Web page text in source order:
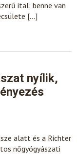
ital: benne van
[…]
nyílik,
alatt és a Richter
nőgyógyászati